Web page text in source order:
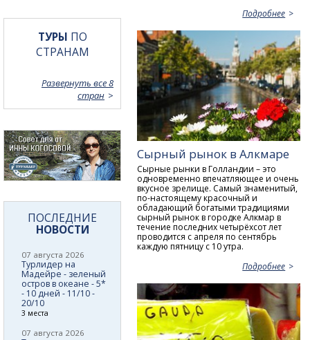
Подробнее
Сырный рынок в Алкмаре
Сырные рынки в Голландии – это
одновременно впечатляющее и очень
вкусное зрелище. Самый знаменитый,
по-настоящему красочный и
обладающий богатыми традициями
сырный рынок в городке Алкмар в
течение последних четырёхсот лет
проводится с апреля по сентябрь
каждую пятницу с 10 утра.
Подробнее
ТУРЫ ПО
СТРАНАМ
Развернуть все 8
стран
ПОСЛЕДНИЕ
НОВОСТИ
07 августа 2026
Турлидер на
Мадейре - зеленый
остров в океане - 5*
- 10 дней - 11/10 -
20/10
3 места
07 августа 2026